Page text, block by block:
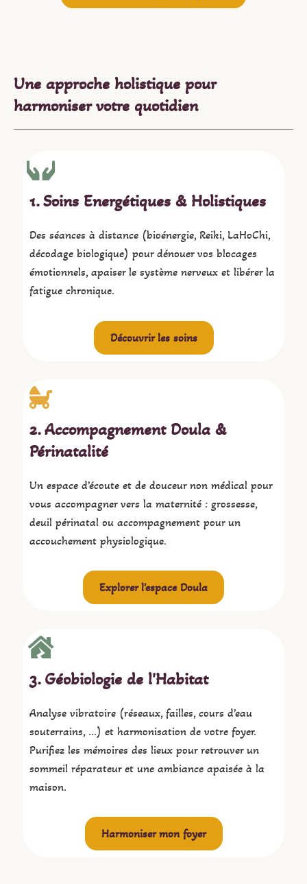
Une approche holistique pour
harmoniser votre quotidien
1. Soins Energétiques & Holistiques
Des séances à distance (bioénergie, Reiki, LaHoChi,
décodage biologique) pour dénouer vos blocages
émotionnels, apaiser le système nerveux et libérer la
fatigue chronique.
Découvrir les soins
2. Accompagnement Doula &
Périnatalité
Un espace d’écoute et de douceur non médical pour
vous accompagner vers la maternité : grossesse,
deuil périnatal ou accompagnement pour un
accouchement physiologique.
Explorer l'espace Doula
3. Géobiologie de l'Habitat
Analyse vibratoire (réseaux, failles, cours d’eau
souterrains, …) et harmonisation de votre foyer.
Purifiez les mémoires des lieux pour retrouver un
sommeil réparateur et une ambiance apaisée à la
maison.
Harmoniser mon foyer